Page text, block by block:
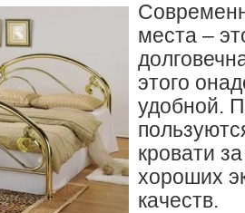
места –
этого
удобной.
кровати
хороших
качеств.